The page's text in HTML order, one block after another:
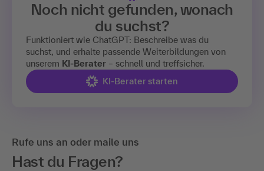
Noch nicht gefunden, wonach
du suchst?
Funktioniert wie ChatGPT: Beschreibe was du
suchst, und erhalte passende Weiterbildungen von
unserem KI-Berater – schnell und treffsicher.
KI-Berater starten
Rufe uns an oder maile uns
Hast du Fragen?